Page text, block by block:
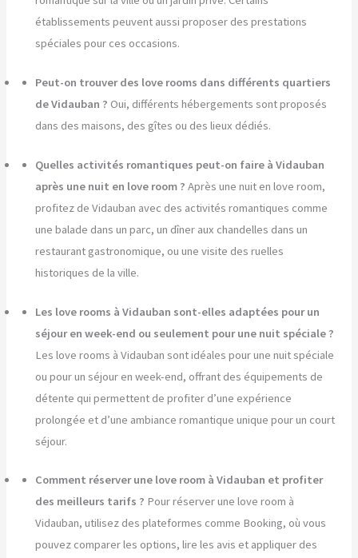
établissements peuvent aussi proposer des prestations
spéciales pour ces occasions.
Peut-on trouver des love rooms dans différents quartiers
de Vidauban ? Oui, différents hébergements sont proposés
dans des maisons, des gîtes ou des lieux dédiés.
Quelles activités romantiques peut-on faire à Vidauban
après une nuit en love room ? Après une nuit en love room,
profitez de Vidauban avec des activités romantiques comme
une balade dans un parc, un dîner aux chandelles dans un
restaurant gastronomique, ou une visite des ruelles
historiques de la ville.
Les love rooms à Vidauban sont-elles adaptées pour un
séjour en week-end ou seulement pour une nuit spéciale ?
Les love rooms à Vidauban sont idéales pour une nuit spéciale
ou pour un séjour en week-end, offrant des équipements de
détente qui permettent de profiter d’une expérience
prolongée et d’une ambiance romantique unique pour un court
séjour.
Comment réserver une love room à Vidauban et profiter
des meilleurs tarifs ? Pour réserver une love room à
Vidauban, utilisez des plateformes comme Booking, où vous
pouvez comparer les options, lire les avis et appliquer des